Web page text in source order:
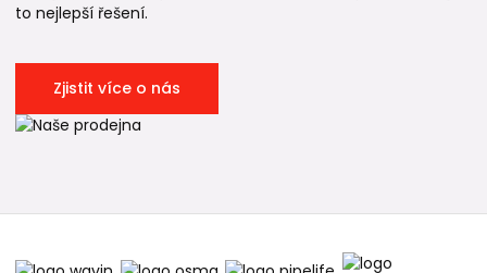
to nejlepší řešení.
Zjistit více o nás